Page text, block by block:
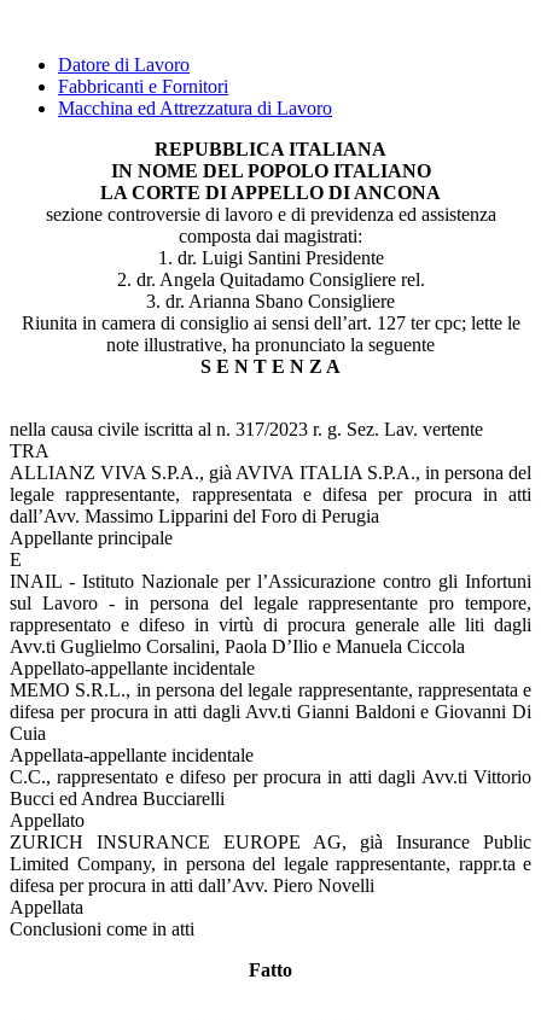
Datore di Lavoro
Fabbricanti e Fornitori
Macchina ed Attrezzatura di Lavoro
REPUBBLICA ITALIANA
IN NOME DEL POPOLO ITALIANO
LA CORTE DI APPELLO DI ANCONA
sezione controversie di lavoro e di previdenza ed assistenza
composta dai magistrati:
1. dr. Luigi Santini Presidente
2. dr. Angela Quitadamo Consigliere rel.
3. dr. Arianna Sbano Consigliere
Riunita in camera di consiglio ai sensi dell’art. 127 ter cpc; lette le
note illustrative, ha pronunciato la seguente
S E N T E N Z A
nella causa civile iscritta al n. 317/2023 r. g. Sez. Lav. vertente
TRA
ALLIANZ VIVA S.P.A., già AVIVA ITALIA S.P.A., in persona del
legale rappresentante, rappresentata e difesa per procura in atti
dall’Avv. Massimo Lipparini del Foro di Perugia
Appellante principale
E
INAIL - Istituto Nazionale per l’Assicurazione contro gli Infortuni
sul Lavoro - in persona del legale rappresentante pro tempore,
rappresentato e difeso in virtù di procura generale alle liti dagli
Avv.ti Guglielmo Corsalini, Paola D’Ilio e Manuela Ciccola
Appellato-appellante incidentale
MEMO S.R.L., in persona del legale rappresentante, rappresentata e
difesa per procura in atti dagli Avv.ti Gianni Baldoni e Giovanni Di
Cuia
Appellata-appellante incidentale
C.C., rappresentato e difeso per procura in atti dagli Avv.ti Vittorio
Bucci ed Andrea Bucciarelli
Appellato
ZURICH INSURANCE EUROPE AG, già Insurance Public
Limited Company, in persona del legale rappresentante, rappr.ta e
difesa per procura in atti dall’Avv. Piero Novelli
Appellata
Conclusioni come in atti
Fatto